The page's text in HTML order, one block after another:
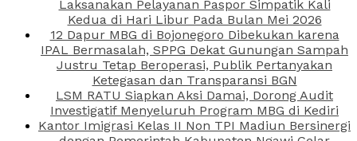
Laksanakan Pelayanan Paspor Simpatik Kali
Kedua di Hari Libur Pada Bulan Mei 2026
12 Dapur MBG di Bojonegoro Dibekukan karena
IPAL Bermasalah, SPPG Dekat Gunungan Sampah
Justru Tetap Beroperasi, Publik Pertanyakan
Ketegasan dan Transparansi BGN
LSM RATU Siapkan Aksi Damai, Dorong Audit
Investigatif Menyeluruh Program MBG di Kediri
Kantor Imigrasi Kelas II Non TPI Madiun Bersinergi